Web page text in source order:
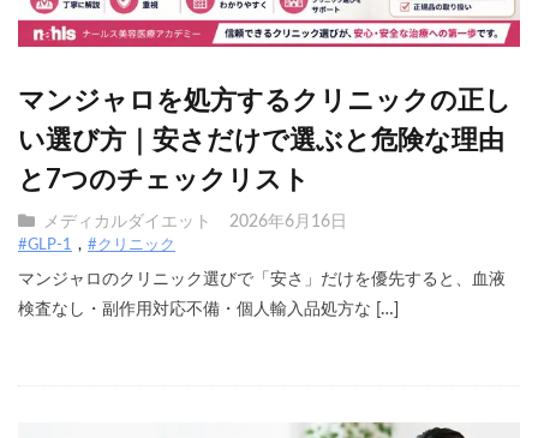
マンジャロを処方するクリニックの正し
い選び方｜安さだけで選ぶと危険な理由
と7つのチェックリスト
メディカルダイエット 2026年6月16日
#GLP-1 #クリニック
マンジャロのクリニック選びで「安さ」だけを優先すると、血液
検査なし・副作用対応不備・個人輸入品処方な […]